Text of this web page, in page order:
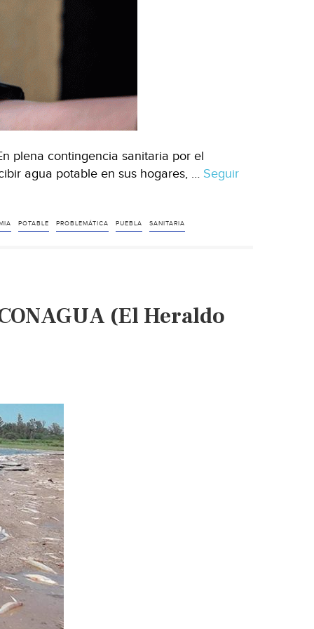
plena contingencia sanitaria por el
agua potable en sus hogares, … Seguir
POTABLE PROBLEMÁTICA PUEBLA SANITARIA
(El Heraldo